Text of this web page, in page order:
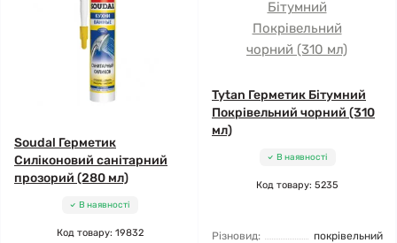
Soudal Герметик
Силіконовий санітарний
прозорий (280 мл)
В наявності
Код товару: 19832
Tytan Герметик Бітумний
Покрівельний чорний (310
мл)
В наявності
Код товару: 5235
Різновид:
покрівельний